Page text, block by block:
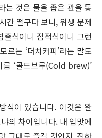
는 것은 물을 좁은 관을 통
간 떨구다 보니, 위생 문제
출식이니 점적식이니 그런
르는 ‘더치커피’라는 말도
‘콜드브루(Cold brew)’
식이 있습니다. 이것은 완
의 차이입니다. 내 입맛에